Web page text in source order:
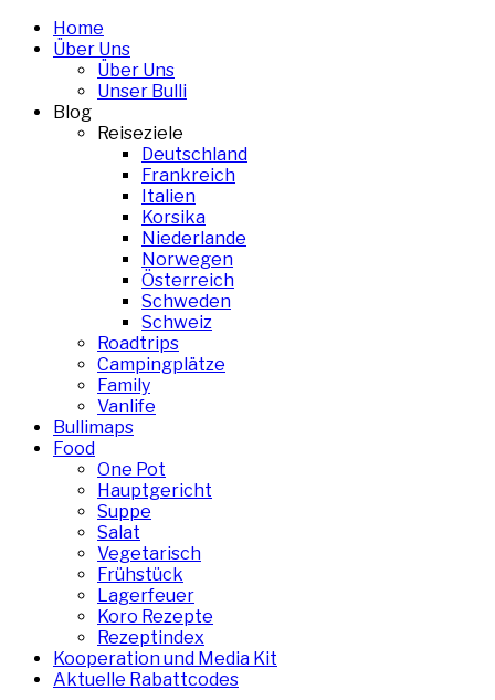
Skip
Home
Über Uns
Über Uns
Unser Bulli
Blog
Reiseziele
Deutschland
Frankreich
Italien
Korsika
Niederlande
Norwegen
Österreich
Schweden
Schweiz
Roadtrips
Campingplätze
Family
Vanlife
Bullimaps
Food
One Pot
Hauptgericht
Suppe
Salat
Vegetarisch
Frühstück
Lagerfeuer
Koro Rezepte
Rezeptindex
Kooperation und Media Kit
Aktuelle Rabattcodes